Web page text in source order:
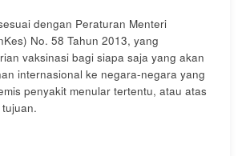
dengan Peraturan Menteri
No. 58 Tahun 2013, yang
vaksinasi bagi siapa saja yang akan
internasional ke negara-negara yang
penyakit menular tertentu, atau atas